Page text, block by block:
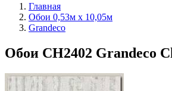
Главная
Обои 0,53м x 10,05м
Grandeco
Обои CH2402 Grandeco